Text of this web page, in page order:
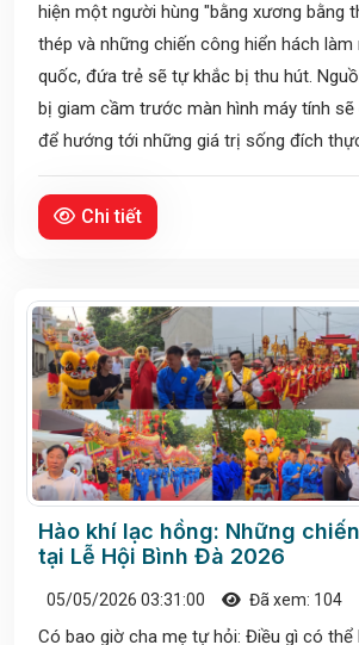
hiện một người hùng "bằng xương bằng
thép và những chiến công hiển hách làm
quốc, đứa trẻ sẽ tự khắc bị thu hút.
bị giam cầm trước màn hình máy tính
để hướng tới những giá trị sống đích
Chi tiết
Hào khí lạc hồng: Những
tại Lễ Hội Bình Đà 2026
05/05/2026 03:31:00 Đã xem: 104
Có bao giờ cha mẹ tự hỏi: Điều gì có